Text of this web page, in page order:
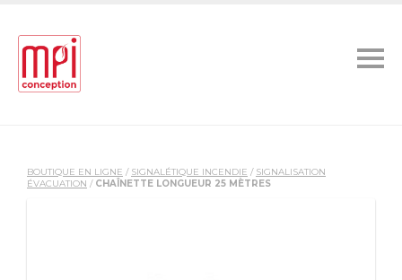
BOUTIQUE EN LIGNE / SIGNALÉTIQUE INCENDIE / SIGNALISATION
ÉVACUATION / CHAÎNETTE LONGUEUR 25 MÈTRES